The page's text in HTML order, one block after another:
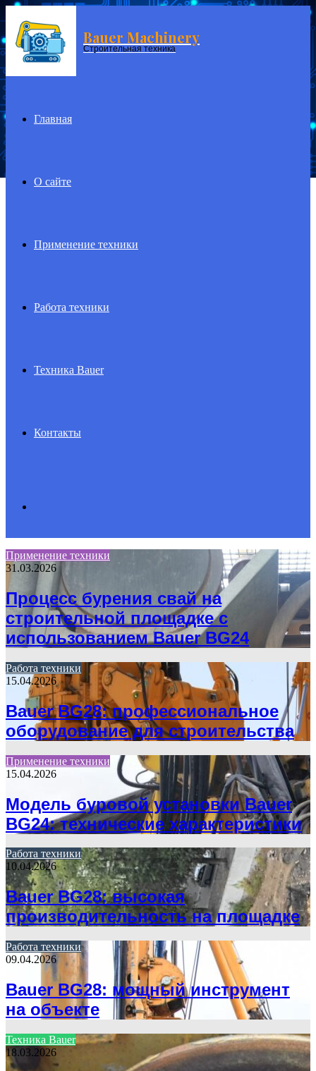
Menu Bauer Machinery
Строительная техника
Главная
О сайте
Применение техники
Работа техники
Техника Bauer
Контакты
for
Применение техники
31.03.2026
Процесс бурения свай на
строительной площадке с
использованием Bauer BG24
Работа техники
15.04.2026
Bauer BG28: профессиональное
оборудование для строительства
Применение техники
15.04.2026
Модель буровой установки Bauer
BG24: технические характеристики
Работа техники
10.04.2026
Bauer BG28: высокая
производительность на площадке
Работа техники
09.04.2026
Bauer BG28: мощный инструмент
на объекте
Техника Bauer
18.03.2026